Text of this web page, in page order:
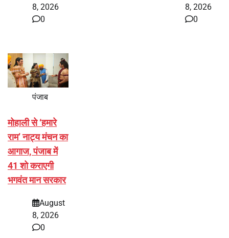
8, 2026
0
8, 2026
0
पंजाब
मोहाली से ‘हमारे
राम’ नाट्य मंचन का
आगाज, पंजाब में
41 शो कराएगी
भगवंत मान सरकार
August
8, 2026
0